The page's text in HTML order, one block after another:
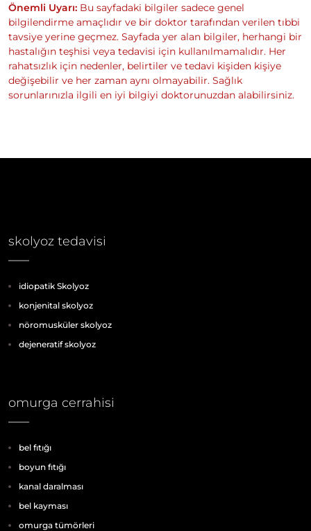
Önemli Uyarı: Bu sayfadaki bilgiler sadece genel
bilgilendirme amaçlıdır ve bir doktor tarafından verilen tıbbi
tavsiye yerine geçmez. Sayfada yer alan bilgiler, herhangi bir
hastalığın teşhisi veya tedavisi için kullanılmamalıdır. Her
rahatsızlık için nedenler, belirtiler ve tedavi kişiden kişiye
değişebilir ve her zaman aynı olmayabilir. Sağlık
sorunlarınızla ilgili en iyi bilgiyi doktorunuzdan alabilirsiniz.
skolyoz tedavisi
idiopatik Skolyoz
konjenital skolyoz
nöromusküler skolyoz
dejeneratif skolyoz
omurga cerrahisi
bel fıtığı
boyun fıtığı
kanal daralması
bel kayması
omurga tümörleri